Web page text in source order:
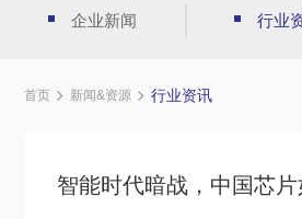
企业新闻 行业
首页 新闻&资源 行业资讯
智能时代暗战，中国芯